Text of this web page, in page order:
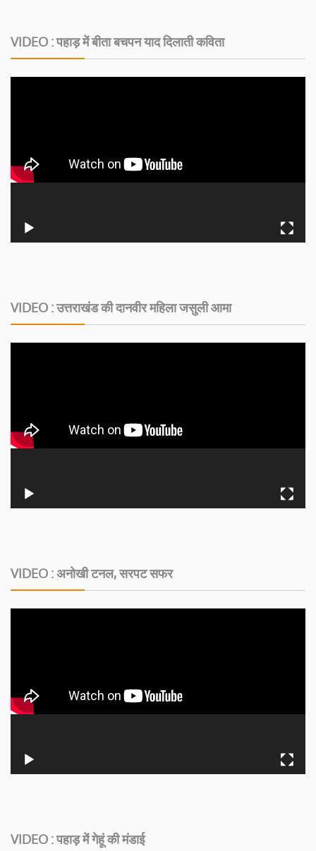
VIDEO : पहाड़ में बीता बचपन याद दिलाती कविता
VIDEO : उत्तराखंड की दानवीर महिला जसुली आमा
VIDEO : अनोखी टनल, सरपट सफर
VIDEO : पहाड़ में गेहूं की मंडाई